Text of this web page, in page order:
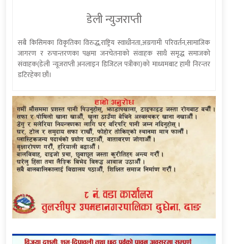
डेली न्युजराप्ती
सबै किसिमका विकृतिका विरुद्ध,राष्ट्रिय स्वाधीनता,अग्रगामी परिवर्तन,सामाजिक
जागरण र रुपान्तरणका पक्षमा जनचेतनाको संवाहक साथै समृद्ध समाजको
संवाहक(डेली न्यूजराप्ती अनलाइन डिजिटल पत्रीका)को माध्यमबाट हामी निरन्तर
डटिरहेका छौं।